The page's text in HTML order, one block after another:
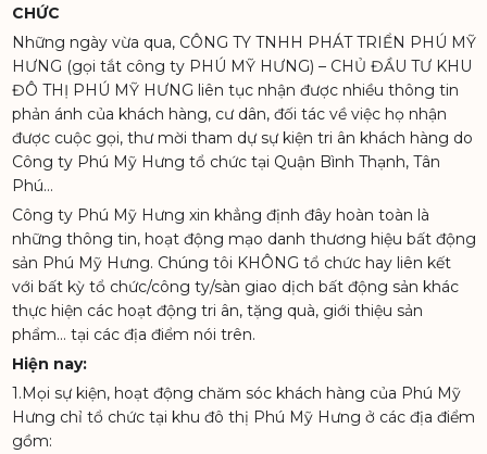
CHỨC
Những ngày vừa qua, CÔNG TY TNHH PHÁT TRIỂN PHÚ MỸ
HƯNG (gọi tắt công ty PHÚ MỸ HƯNG) – CHỦ ĐẦU TƯ KHU
ĐÔ THỊ PHÚ MỸ HƯNG liên tục nhận được nhiều thông tin
phản ánh của khách hàng, cư dân, đối tác về việc họ nhận
được cuộc gọi, thư mời tham dự sự kiện tri ân khách hàng do
Công ty Phú Mỹ Hưng tổ chức tại Quận Bình Thạnh, Tân
Phú…
Công ty Phú Mỹ Hưng xin khẳng định đây hoàn toàn là
những thông tin, hoạt động mạo danh thương hiệu bất động
sản Phú Mỹ Hưng. Chúng tôi KHÔNG tổ chức hay liên kết
với bất kỳ tổ chức/công ty/sàn giao dịch bất động sản khác
thực hiện các hoạt động tri ân, tặng quà, giới thiệu sản
phẩm… tại các địa điểm nói trên.
Hiện nay:
1.Mọi sự kiện, hoạt động chăm sóc khách hàng của Phú Mỹ
Hưng chỉ tổ chức tại khu đô thị Phú Mỹ Hưng ở các địa điểm
gồm: